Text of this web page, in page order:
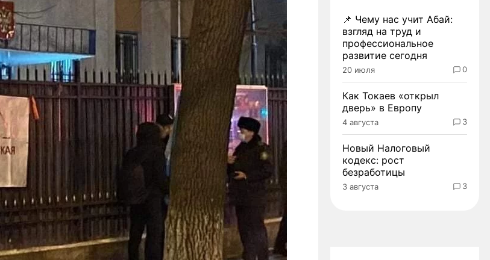
📌 Чему нас учит Абай:
взгляд на труд и
профессиональное
развитие сегодня
20 июля 0
Как Токаев «открыл
дверь» в Европу
4 августа 3
Новый Налоговый
кодекс: рост
безработицы
3 августа 3